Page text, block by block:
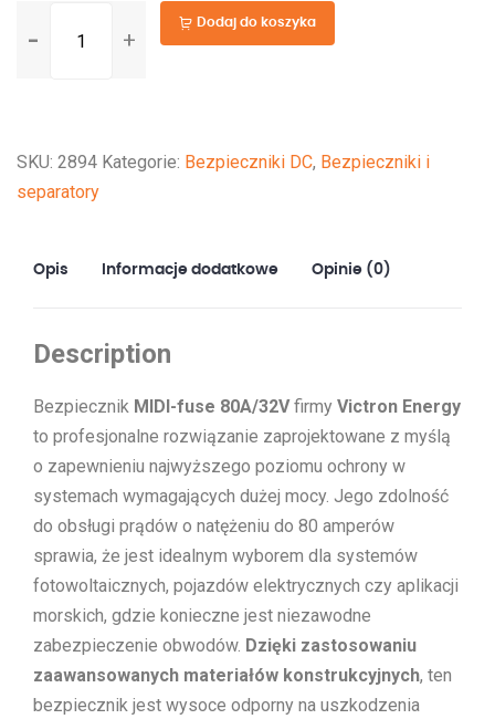
MIDI-
Dodaj do koszyka
SKU: 2894 Kategorie: Bezpieczniki DC, Bezpieczniki i
separatory
Opis Informacje dodatkowe Opinie (0)
Description
Bezpiecznik MIDI-fuse 80A/32Vfirmy Victron Energy
to profesjonalne rozwiązanie zaprojektowane z myślą
o zapewnieniu najwyższego poziomu ochrony w
systemach wymagających dużej mocy. Jego zdolność
do obsługi prądów o natężeniu do 80 amperów
sprawia, że jest idealnym wyborem dla systemów
fotowoltaicznych, pojazdów elektrycznych czy aplikacji
morskich, gdzie konieczne jest niezawodne
zabezpieczenie obwodów. Dzięki zastosowaniu
zaawansowanych materiałów konstrukcyjnych, ten
bezpiecznik jest wysoce odporny na uszkodzenia